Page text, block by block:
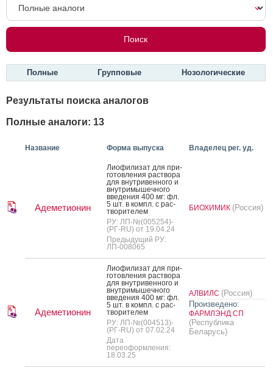
Полные Групповые Нозологические
Результаты поиска аналогов
Полные аналоги: 13
Название Форма выпуска Владелец рег. уд.
Адеметионин
Ли­офи­лизат для при­
готов­ле­ния рас­тво­ра
для внут­ри­вен­но­го и
внут­ри­мышеч­но­го
вве­дения 400 мг: фл.
5 шт. в компл. с рас­
тво­рите­лем
РУ: ЛП-№(005254)-
(РГ-RU) от 19.04.24
Предыдущий РУ:
ЛП-008065
БИОХИМИК (Россия)
Адеметионин
Ли­офи­лизат для при­
готов­ле­ния рас­тво­ра
для внут­ри­вен­но­го и
внут­ри­мышеч­но­го
вве­дения 400 мг: фл.
5 шт. в компл. с рас­
тво­рите­лем
РУ: ЛП-№(004513)-
(РГ-RU) от 07.02.24
Дата
переоформления:
18.03.25
АЛВИЛС (Россия)
Произведено:
ФАРМЛЭНД СП
(Республика
Беларусь)